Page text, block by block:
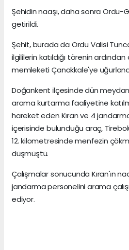
Şehidin naaşı, daha sonra Ordu-
getirildi.
Şehit, burada da Ordu Valisi
ilgililerin katıldığı törenin
memleketi Çanakkale'ye
Doğankent ilçesinde dün
arama kurtarma faaliyetine
hareket eden Kıran ve 4
içerisinde bulunduğu araç,
12. kilometresinde menfezin
düşmüştü.
Çalışmalar sonucunda Kıran'ın
jandarma personelini arama
ediyor.